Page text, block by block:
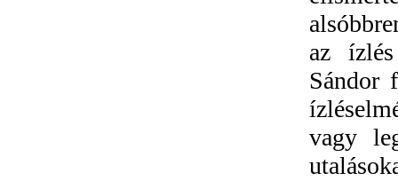
az
Sándor
vagy